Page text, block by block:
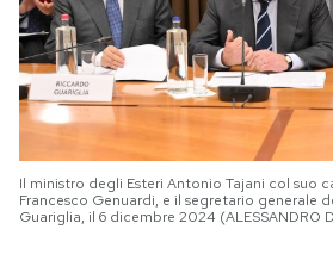
Il ministro degli Esteri Antonio Tajani col suo
Francesco Genuardi, e il segretario generale
Guariglia, il 6 dicembre 2024 (ALESSANDRO